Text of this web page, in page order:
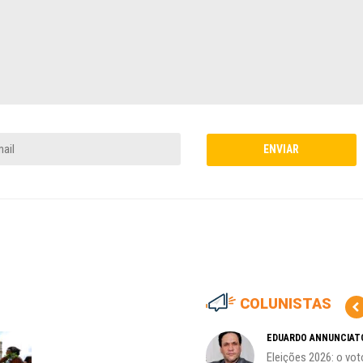
COLUNISTAS
A geopolítica nas eleições de
EDUARDO
Eleições 2026: o